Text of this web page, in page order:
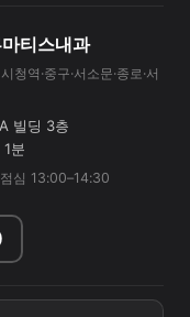
티스내과
청역·중구·서소문·종로·서
빌딩 3층
분
심 13:00–14:30